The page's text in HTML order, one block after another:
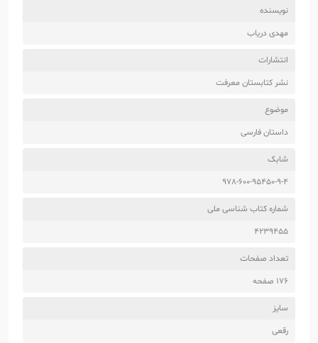
نویسنده
مهدی دریاب
انتشارات
نشر کتابستان معرفت
موضوع
داستان فارسی
شابک
978-600-95450-9-4
شماره کتاب شناسی ملی
4239455
تعداد صفحات
176 صفحه
سایز
رقعی